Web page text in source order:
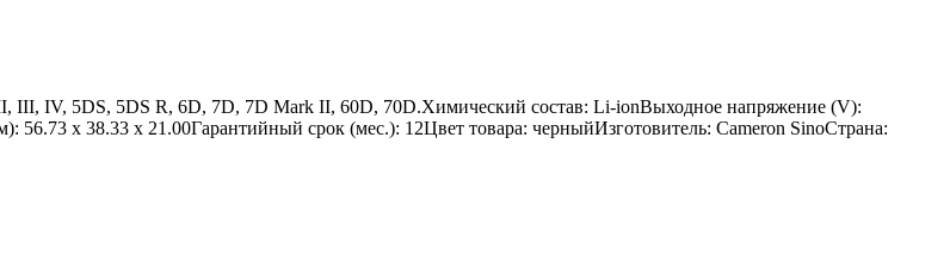
III, IV, 5DS, 5DS R, 6D, 7D, 7D Mark II, 60D, 70D.Химический состав: Li-ionВыходное напряжение (V):
56.73 x 38.33 x 21.00Гарантийный срок (мес.): 12Цвет товара: черныйИзготовитель: Cameron SinoСтрана: